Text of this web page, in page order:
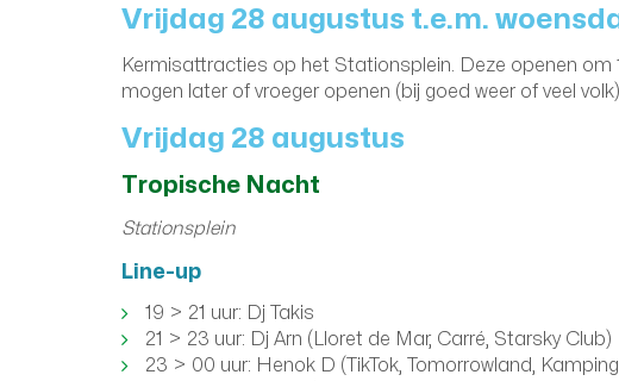
Vrijdag 28 augustus t.e.m.
Kermisattracties op het Stationsplein. Deze openen om
mogen later of vroeger openen (bij goed weer of veel
Vrijdag 28 augustus
Tropische Nacht
Stationsplein
Line-up
19 > 21 uur: Dj Takis
21 > 23 uur: Dj Arn (Lloret de Mar, Carré, Starsky Club)
23 > 00 uur: Henok D (TikTok, Tomorrowland,